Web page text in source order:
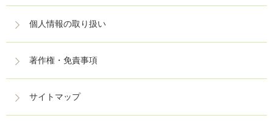
個人情報の取り扱い
著作権・免責事項
サイトマップ